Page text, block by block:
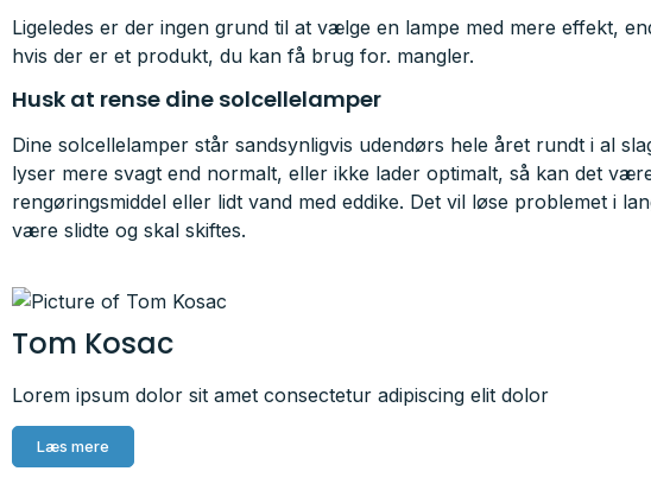
Ligeledes er der ingen grund til at vælge en lampe med mere effekt,
hvis der er et produkt, du kan få brug for. mangler.
Husk at rense dine solcellelamper
Dine solcellelamper står sandsynligvis udendørs hele året rundt i al
lyser mere svagt end normalt, eller ikke lader optimalt, så kan det
rengøringsmiddel eller lidt vand med eddike. Det vil løse problemet i
være slidte og skal skiftes.
Tom Kosac
Lorem ipsum dolor sit amet consectetur adipiscing elit dolor
Læs mere